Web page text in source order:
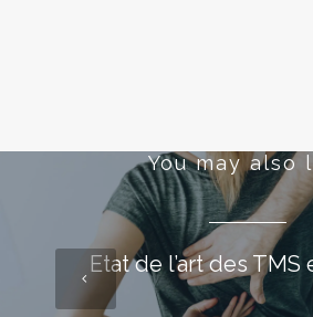
You may also
Etat de l’art des TMS